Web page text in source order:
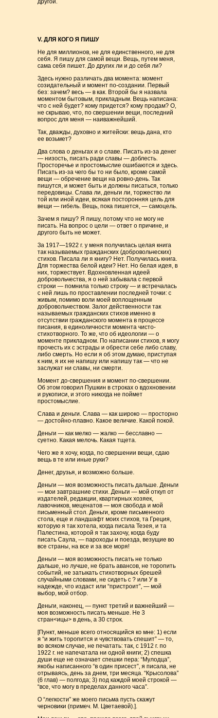
другой.
V. ДЛЯ КОГО Я ПИШУ
Не для миллионов, не для единственного, не для
себя. Я пишу для самой вещи. Вещь, путем меня,
сама себя пишет. До других ли и до себя ли?
Здесь нужно различать два момента: момент
созидательный и момент по-создании. Первый
без: зачем? весь — в как. Второй бы я назвала
моментом бытовым, прикладным. Вещь написана:
что с ней будет? кому придется? кому продам? О,
не скрываю, что, по свершении вещи, последний
вопрос для меня — наиважнейший.
Так, дважды, духовно и житейски: вещь дана, кто
ее возьмет?
Два слова о деньгах и о славе. Писать из-за денег
— низость, писать ради славы — доблесть.
Просторечье и простомыслие ошибаются и здесь.
Писать из-за чего бы то ни было, кроме самой
вещи — обречение вещи на ровно-день. Так
пишутся, и может быть и должны писаться, только
передовицы. Слава ли, деньги ли, торжество ли
той или иной идеи, всякая посторонняя цель для
вещи — гибель. Вещь, пока пишется, — самоцель.
Зачем я пишу? Я пишу, потому что не могу не
писать. На вопрос о цели — ответ о причине, и
другого быть не может.
За 1917—1922 г. у меня получилась целая книга
так называемых гражданских (добровольческих)
стихов. Писала ли я книгу? Нет. Получилась книга.
Для торжества белой идеи? Нет. Но белая идея, в
них, торжествует. Вдохновленная идеей
добровольчества, я о ней забывала с первой
строки — помнила только строку — и встречалась
с ней лишь по проставлении последней точки: с
живым, помимо воли моей воплощенным
добровольчеством. Залог действенности так
называемых гражданских стихов именно в
отсутствии гражданского момента в процессе
писания, в единоличности момента чисто-
стихотворного. То же, что об идеологии — о
моменте прикладном. По написании стихов, я могу
прочесть их с эстрады и обрести себе либо славу,
либо смерть. Но если я об этом думаю, приступая
к ним, я их не напишу или напишу так — что не
заслужат ни славы, ни смерти.
Момент до-свершения и момент по-свершении.
Об этом говорил Пушкин в строках о вдохновении
и рукописи, и этого никогда не поймет
простомыслие.
Слава и деньги. Слава — как широко — просторно
— достойно-плавно. Какое величие. Какой покой.
Деньги — как мелко — жалко — бесславно —
суетно. Какая мелочь. Какая тщета.
Чего же я хочу, когда, по свершении вещи, сдаю
вещь в те или иные руки?
Денег, друзья, и возможно больше.
Деньги — моя возможность писать дальше. Деньги
— мои завтрашние стихи. Деньги — мой откуп от
издателей, редакции, квартирных хозяек,
лавочников, меценатов — моя свобода и мой
письменный стол. Деньги, кроме письменного
стола, еще и ландшафт моих стихов, та Греция,
которую я так хотела, когда писала Тезея, и та
Палестина, которой я так захочу, когда буду
писать Саула, — пароходы и поезда, везущие во
все страны, на все и за все моря!
Деньги — моя возможность писать не только
дальше, но лучше, не брать авансов, не торопить
событий, не затыкать стихотворных брешей
случайными словами, не сидеть с ? или У в
надежде, что издаст или “пристроит”, — мой
выбор, мой отбор.
Деньги, наконец, — пункт третий и важнейший —
моя возможность писать меньше. Не 3
стран<ицы> в день, а 30 строк.
[Пункт, меньше всего относящийся ко мне: 1) если
я “и жить торопится и чувствовать спешит” — то,
во всяком случае, не печатать: так, с 1912 г. по
1922 г. не напечатала ни одной книги; 2) спешка
души еще не означает спешки пера: “Мулодца”,
якобы написанного “в один присест”, я писала, не
отрываясь, день за днем, три месяца. “Крысолова”
(6 глав) — полгода; 3) под каждой моей строкой —
“все, что могу в пределах данного часа”.
О “легкости” же моего письма пусть скажут
черновики (примеч. М. Цветаевой).].